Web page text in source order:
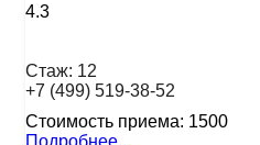
4.3
Стаж: 12
+7 (499) 519-38-52
Стоимость приема: 1500
Подробнее...